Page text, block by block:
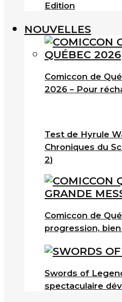
Edition
NOUVELLES
Comiccon de
2026 – Pour
Test de Hyrule
Chroniques du
2)
Comiccon de
progression,
Swords of
spectaculaire